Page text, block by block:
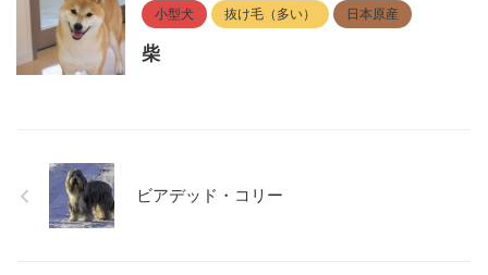
小型犬 抜け毛（多い） 日本原産
柴
ビアデッド・コリー